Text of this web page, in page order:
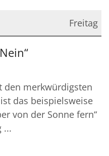
Freitag
den merkwürdigsten
das beispielsweise
von der Sonne fern“
...